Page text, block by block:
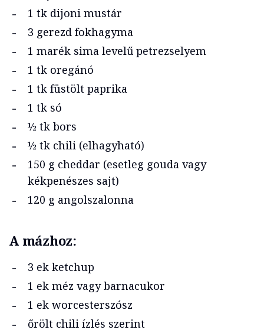
1 tk dijoni mustár
3 gerezd fokhagyma
1 marék sima levelű petrezselyem
1 tk oregánó
1 tk füstölt paprika
1 tk só
½ tk bors
½ tk chili (elhagyható)
150 g cheddar (esetleg gouda vagy
kékpenészes sajt)
120 g angolszalonna
A mázhoz:
3 ek ketchup
1 ek méz vagy barnacukor
1 ek worcesterszósz
őrölt chili ízlés szerint